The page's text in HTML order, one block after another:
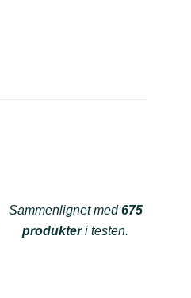
Sammenlignet med675
produkteri testen.